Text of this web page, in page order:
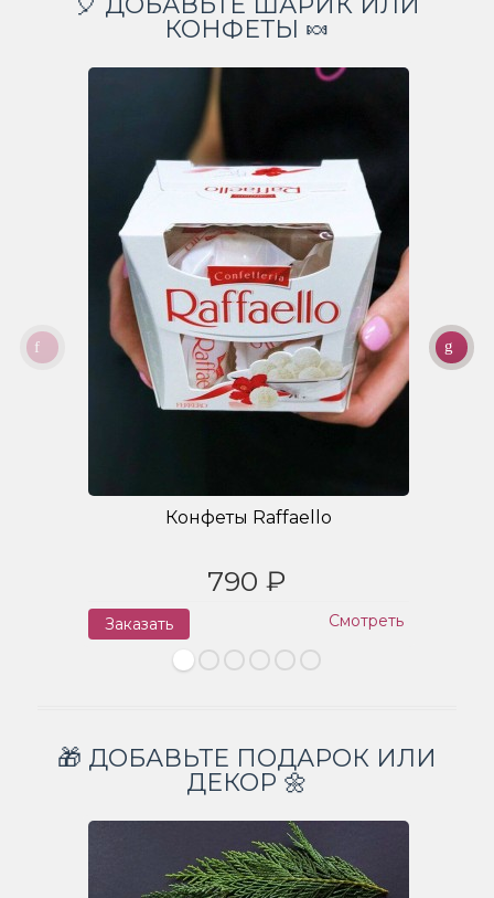
КОНФЕТЫ 🍬
Конфеты Raffaello
790 ₽
Заказать Смотреть
🎁 ДОБАВЬТЕ ПОДАРОК ИЛИ
ДЕКОР 🌼